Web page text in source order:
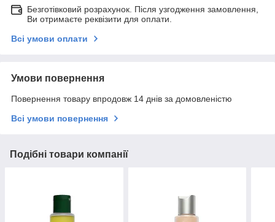
Безготівковий розрахунок. Після узгодження замовлення,
Ви отримаєте реквізити для оплати.
Всі умови оплати
Умови повернення
Повернення товару впродовж 14 днів за домовленістю
Всі умови повернення
Подібні товари компанії